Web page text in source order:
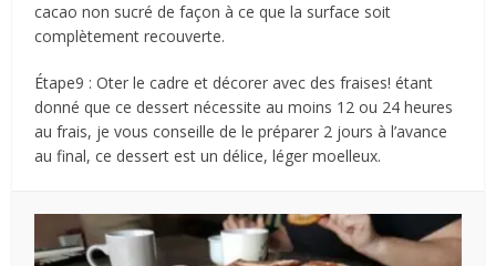
cacao non sucré de façon à ce que la surface soit
complètement recouverte.
Étape9 : Oter le cadre et décorer avec des fraises! étant
donné que ce dessert nécessite au moins 12 ou 24 heures
au frais, je vous conseille de le préparer 2 jours à l’avance
au final, ce dessert est un délice, léger moelleux.